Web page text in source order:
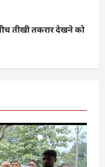
तीखी तकरार देखने को